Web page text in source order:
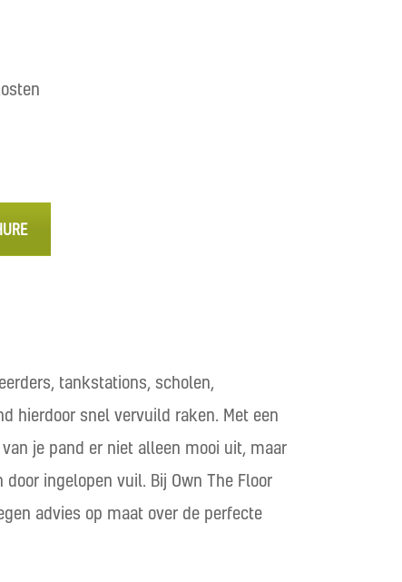
tankstations, scholen,
hierdoor snel vervuild raken. Met een
je pand er niet alleen mooi uit, maar
ingelopen vuil. Bij Own The Floor
advies op maat over de perfecte